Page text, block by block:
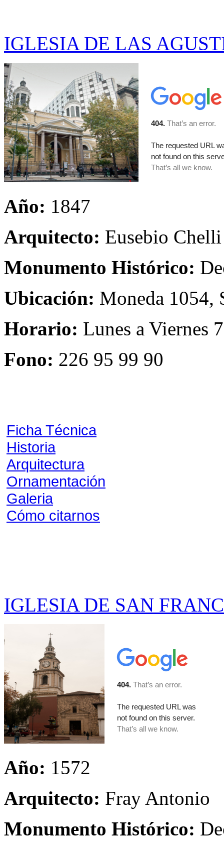
IGLESIA DE LAS
Año: 1847
Arquitecto: Eusebio Chelli
Monumento Histórico:
Ubicación: Moneda 1054,
Horario: Lunes a Viernes
Fono: 226 95 99 90
Ficha Técnica
Historia
Arquitectura
Ornamentación
Galeria
Cómo citarnos
IGLESIA DE SAN
Año: 1572
Arquitecto: Fray Antonio
Monumento Histórico: